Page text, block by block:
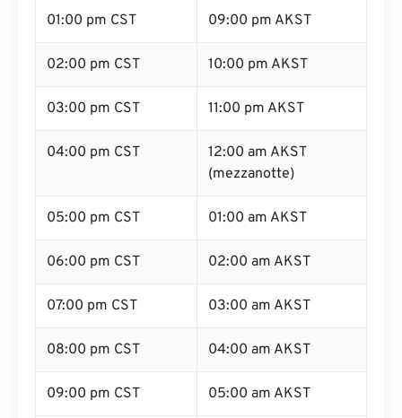
01:00 pm CST 09:00 pm AKST
02:00 pm CST 10:00 pm AKST
03:00 pm CST 11:00 pm AKST
04:00 pm CST
12:00 am AKST
(mezzanotte)
05:00 pm CST 01:00 am AKST
06:00 pm CST 02:00 am AKST
07:00 pm CST 03:00 am AKST
08:00 pm CST 04:00 am AKST
09:00 pm CST 05:00 am AKST